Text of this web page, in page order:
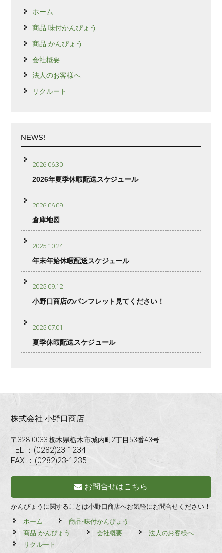
ホーム
商品-味付かんぴょう
商品-かんぴょう
会社概要
法人のお客様へ
リクルート
NEWS!
2026.06.30
2026年夏季休暇配送スケジュール
2026.06.09
倉庫地図
2025.10.24
年末年始休暇配送スケジュール
2025.09.12
小野口商店のパンフレット見てください！
2025.07.01
夏季休暇配送スケジュール
株式会社 小野口商店
〒328-0033 栃木県栃木市城内町2丁目53番43号
TEL ：(0282)23-1234
FAX ：(0282)23-1235
お問合せはこちら
かんぴょうに関することは小野口商店へお気軽にお問合せください！
ホーム
商品-味付かんぴょう
商品-かんぴょう
会社概要
法人のお客様へ
リクルート